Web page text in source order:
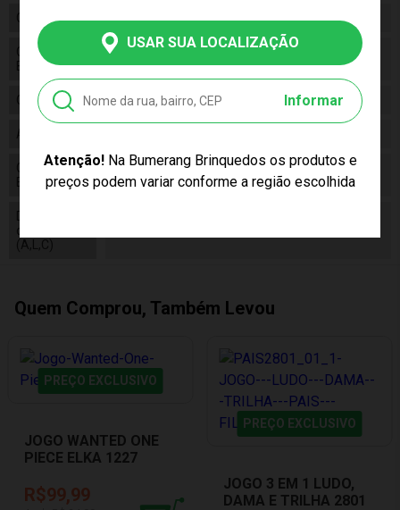
USAR SUA LOCALIZAÇÃO
Informar
Atenção!Na Bumerang Brinquedos os produtos e
preços podem variar conforme a região escolhida
Código 1201607000013
Código de
Barras
Composição Plástico
Alimentação
Conteúdo da
Embalagem
01 Jogo Lig 4 Estrela 1201607000013
Dimensões
do Produto
(A,L,C)
Quem Comprou, Também Levou
PREÇO EXCLUSIVO
JOGO WANTED ONE
PIECE ELKA 1227
R$99,99
PREÇO EXCLUSIVO
JOGO 3 EM 1 LUDO,
DAMA E TRILHA 2801